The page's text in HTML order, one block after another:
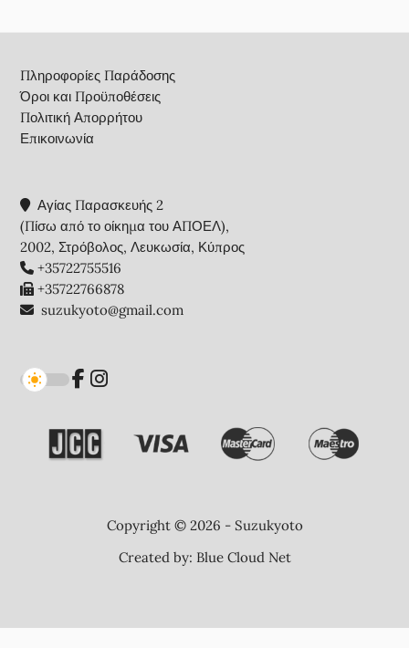
Πληροφορίες Παράδοσης
Όροι και Προϋποθέσεις
Πολιτική Απορρήτου
Επικοινωνία
Αγίας Παρασκευής 2
(Πίσω από το οίκημα του ΑΠΟΕΛ),
2002, Στρόβολος, Λευκωσία, Κύπρος
+35722755516
+35722766878
suzukyoto@gmail.com
Copyright © 2026 - Suzukyoto
Created by: Blue Cloud Net